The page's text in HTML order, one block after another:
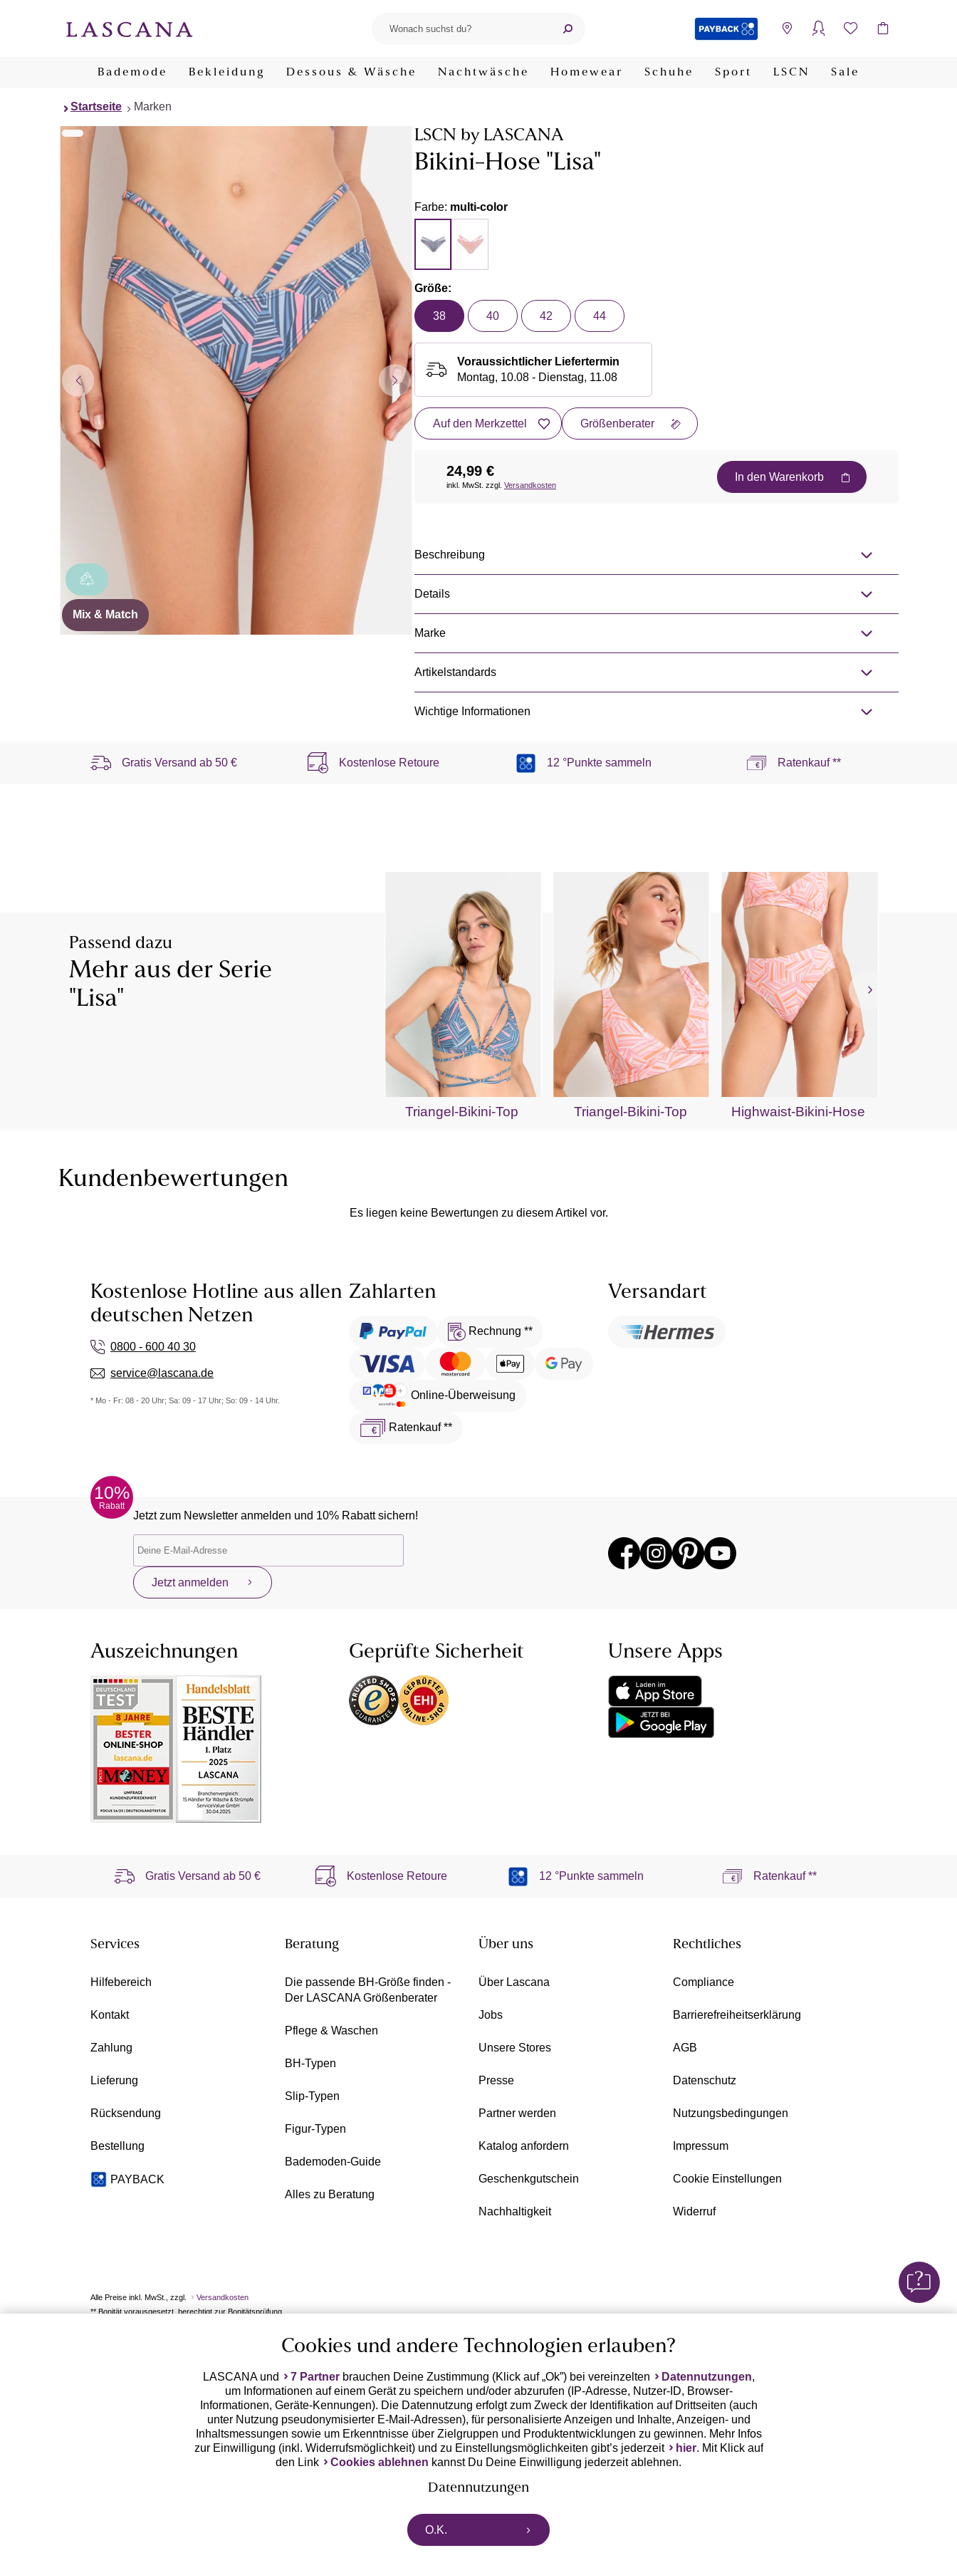
Bademode Bekleidung Dessous & Wäsche Nachtwäsche Homewear Schuhe Sport LSCN Sale
Startseite Marken
Mix & Match
LSCN by LASCANA
Bikini-Hose "Lisa"
Farbe: multi-color
Größe:
38 40 42 44
Voraussichtlicher Liefertermin
Montag, 10.08 - Dienstag, 11.08
Auf den Merkzettel Größenberater
24,99 €
inkl. MwSt. zzgl. Versandkosten
In den Warenkorb
Beschreibung
Details
Marke
Artikelstandards
Wichtige Informationen
Gratis Versand ab 50 € Kostenlose Retoure 12 °Punkte sammeln Ratenkauf **
Passend dazu
Mehr aus der Serie
"Lisa"
Triangel-Bikini-Top Triangel-Bikini-Top Highwaist-Bikini-Hose
Kundenbewertungen
Es liegen keine Bewertungen zu diesem Artikel vor.
Kostenlose Hotline aus allen
deutschen Netzen
0800 - 600 40 30
service@lascana.de
* Mo - Fr: 08 - 20 Uhr; Sa: 09 - 17 Uhr; So: 09 - 14 Uhr.
Zahlarten
Rechnung **
Online-Überweisung
Ratenkauf **
Versandart
10%
Rabatt
Jetzt zum Newsletter anmelden und 10% Rabatt sichern!
Jetzt anmelden
Auszeichnungen Geprüfte Sicherheit Unsere Apps
Gratis Versand ab50 € Kostenlose Retoure 12 °Punkte sammeln Ratenkauf **
Services
Hilfebereich
Kontakt
Zahlung
Lieferung
Rücksendung
Bestellung
PAYBACK
Beratung
Die passende BH-Größe finden -
Der LASCANA Größenberater
Pflege & Waschen
BH-Typen
Slip-Typen
Figur-Typen
Bademoden-Guide
Alles zu Beratung
Über uns
Über Lascana
Jobs
Unsere Stores
Presse
Partner werden
Katalog anfordern
Geschenkgutschein
Nachhaltigkeit
Rechtliches
Compliance
Barrierefreiheitserklärung
AGB
Datenschutz
Nutzungsbedingungen
Impressum
Cookie Einstellungen
Widerruf
Alle Preise inkl. MwSt., zzgl.
Versandkosten
** Bonität vorausgesetzt, berechtigt zur Bonitätsprüfung
Cookies und andere Technologien erlauben?
LASCANA und 7 Partnerbrauchen Deine Zustimmung (Klick auf „Ok”) bei vereinzelten Datennutzungen,
um Informationen auf einem Gerät zu speichern und/oder abzurufen (IP-Adresse, Nutzer-ID, Browser-
Informationen, Geräte-Kennungen). Die Datennutzung erfolgt zum Zweck der Identifikation auf Drittseiten (auch
unter Nutzung pseudonymisierter E-Mail-Adressen), für personalisierte Anzeigen und Inhalte, Anzeigen- und
Inhaltsmessungen sowie um Erkenntnisse über Zielgruppen und Produktentwicklungen zu gewinnen. Mehr Infos
zur Einwilligung (inkl. Widerrufsmöglichkeit) und zu Einstellungsmöglichkeiten gibt’s jederzeit
hier. Mit Klick auf
den Link
Cookies ablehnen kannst Du Deine Einwilligung jederzeit ablehnen.
Datennutzungen
LASCANA arbeitet mit Partnern zusammen, die von deinem Endgerät abgerufene Daten (Trackingdaten) oder die
von uns übermittelten pseudonymisierten Daten zur Aussteuerung unserer Werbung sowie auch zu eigenen
O.K.